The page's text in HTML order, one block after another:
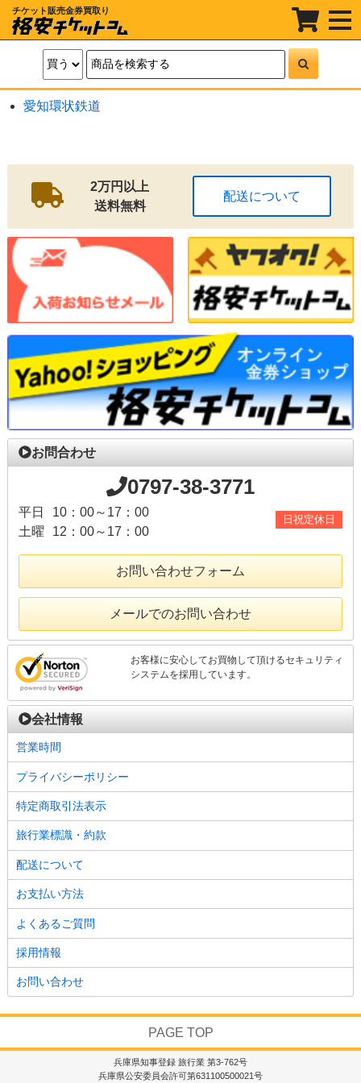
チケット販売金券買取り
t
o
g
n
愛知環状鉄道
2万円以上
送料無料
配送について
お問合わせ
0797-38-3771
平日
10：00～17：00
土曜
12：00～17：00
日祝定休日
お問い合わせフォーム
メールでのお問い合わせ
お客様に安心してお買物して頂けるセキュリティ
システムを採用しています。
会社情報
営業時間
プライバシーポリシー
特定商取引法表示
旅行業標識・約款
配送について
お支払い方法
よくあるご質問
採用情報
お問い合わせ
PAGE TOP
兵庫県知事登録 旅行業 第3-762号
兵庫県公安委員会許可第631100500021号